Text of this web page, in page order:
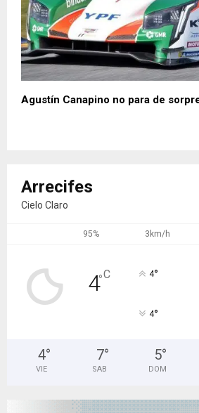
Agustín Canapino no para de
Arrecifes
Cielo Claro
95% 3km/h
4°C 4°
4°
4°
VIE
7°
SAB
5°
DOM